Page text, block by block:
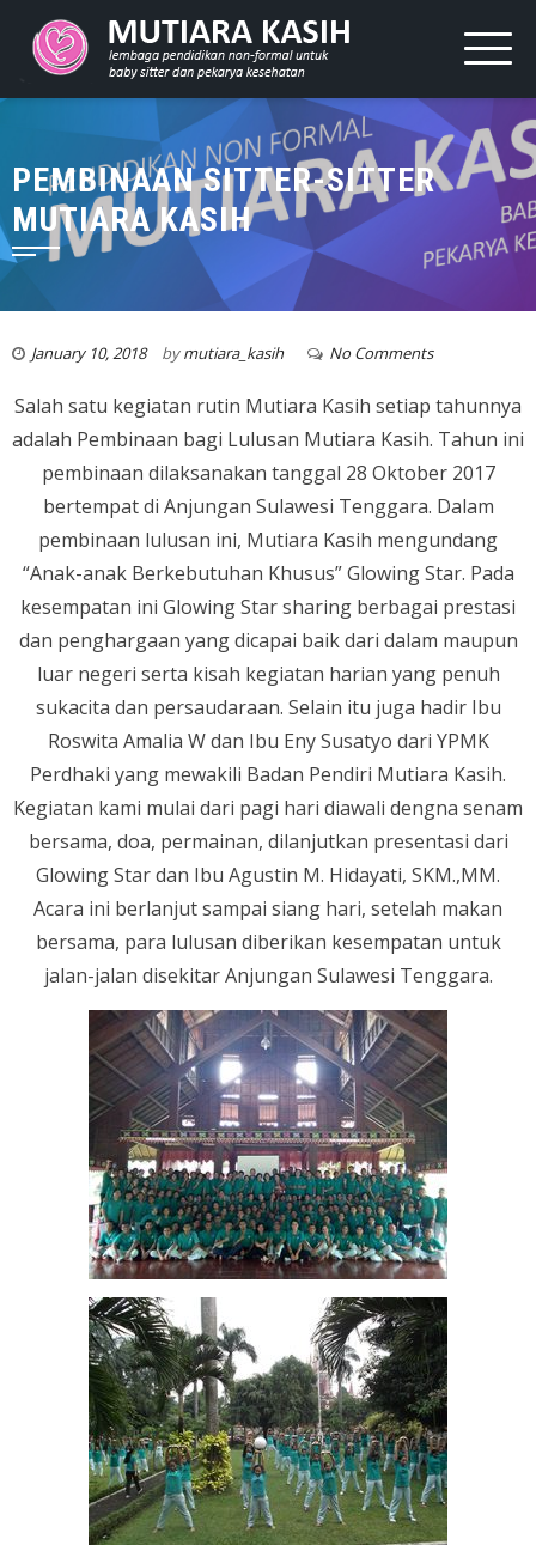
PEMBINAAN SITTER-SITTER
MUTIARA KASIH
January 10, 2018 bymutiara_kasih No Comments
Salah satu kegiatan rutin Mutiara Kasih setiap tahunnya
adalah Pembinaan bagi Lulusan Mutiara Kasih. Tahun ini
pembinaan dilaksanakan tanggal 28 Oktober 2017
bertempat di Anjungan Sulawesi Tenggara. Dalam
pembinaan lulusan ini, Mutiara Kasih mengundang
“Anak-anak Berkebutuhan Khusus” Glowing Star. Pada
kesempatan ini Glowing Star sharing berbagai prestasi
dan penghargaan yang dicapai baik dari dalam maupun
luar negeri serta kisah kegiatan harian yang penuh
sukacita dan persaudaraan. Selain itu juga hadir Ibu
Roswita Amalia W dan Ibu Eny Susatyo dari YPMK
Perdhaki yang mewakili Badan Pendiri Mutiara Kasih.
Kegiatan kami mulai dari pagi hari diawali dengna senam
bersama, doa, permainan, dilanjutkan presentasi dari
Glowing Star dan Ibu Agustin M. Hidayati, SKM.,MM.
Acara ini berlanjut sampai siang hari, setelah makan
bersama, para lulusan diberikan kesempatan untuk
jalan-jalan disekitar Anjungan Sulawesi Tenggara.